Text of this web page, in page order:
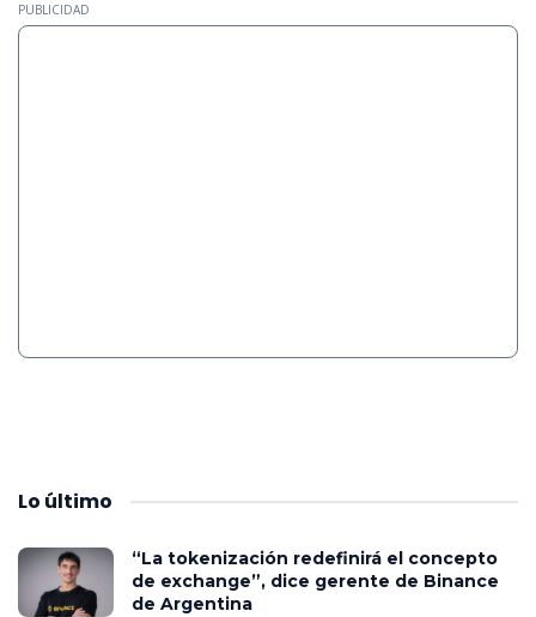
PUBLICIDAD
Lo último
“La tokenización redefinirá el concepto
de exchange”, dice gerente de Binance
de Argentina